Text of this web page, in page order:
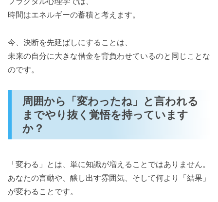
時間はエネルギーの蓄積と考えます。
今、決断を先延ばしにすることは、
未来の自分に大きな借金を背負わせているのと同じことな
のです。
周囲から「変わったね」と言われる
までやり抜く覚悟を持っています
か？
「変わる」とは、単に知識が増えることではありません。
あなたの言動や、醸し出す雰囲気、そして何より「結果」
が変わることです。